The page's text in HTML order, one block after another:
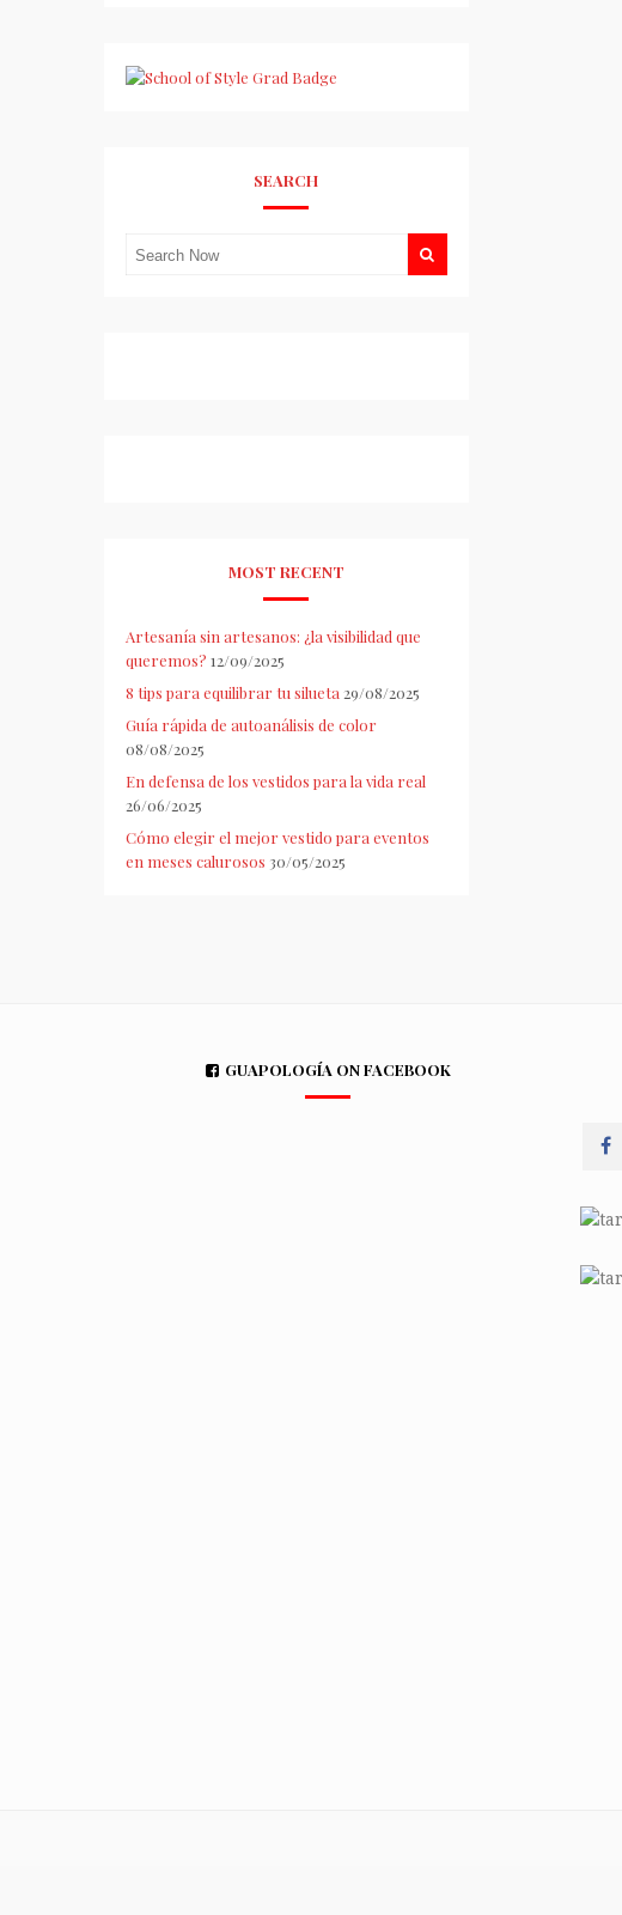
SEARCH
MOST RECENT
Artesanía sin artesanos: ¿la visibilidad que
queremos? 12/09/2025
8 tips para equilibrar tu silueta 29/08/2025
Guía rápida de autoanálisis de color
08/08/2025
En defensa de los vestidos para la vida real
26/06/2025
Cómo elegir el mejor vestido para eventos
en meses calurosos 30/05/2025
GUAPOLOGÍA ON FACEBOOK